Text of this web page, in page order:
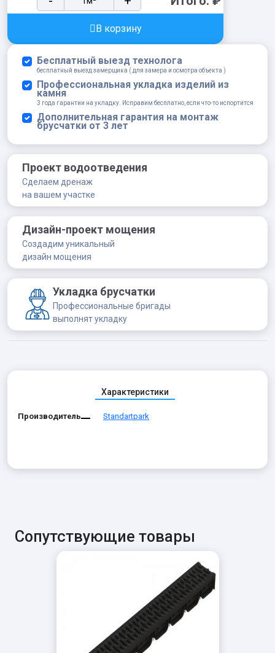
Standartpark
с
РВ
щель
ВЧ
с
чугунной
решеткой
(комплект)
quantity
В корзину
Бесплатный выезд технолога
бесплатный выезд замерщика ( для замера и осмотра объекта )
Профессиональная укладка изделий из
камня
3 года гарантии на укладку. Исправим бесплатно, если что-то испортится
Дополнительная гарантия на монтаж
брусчатки от 3 лет
Проект водоотведения
Сделаем дренаж
на вашем участке
Дизайн-проект мощения
Создадим уникальный
дизайн мощения
Укладка брусчатки
Профессиональные бригады
выполнят укладку
Характеристики
Производитель Standartpark
Сопутствующие товары